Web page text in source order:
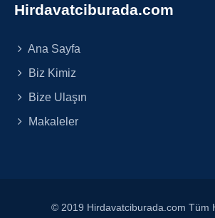
Hirdavatciburada.com
Ana Sayfa
Biz Kimiz
Bize Ulaşın
Makaleler
© 2019 Hirdavatciburada.com Tüm